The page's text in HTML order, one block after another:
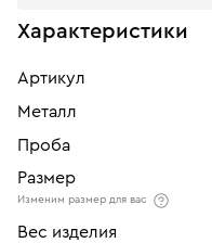
Характеристики
Артикул
Металл
Проба
Размер
Изменим размер для вас
Вес изделия